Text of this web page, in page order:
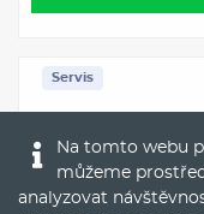
Servis
Na tomto webu
můžeme
analyzovat